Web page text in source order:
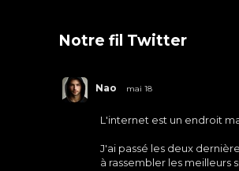
Notre fil Twitter
Nao mai 18
L'internet est un endroit
J'ai passé les deux
à rassembler les meilleurs